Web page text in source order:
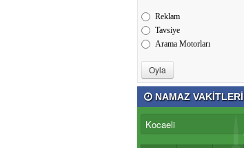
Reklam
Tavsiye
Arama Motorları
NAMAZ VAKİTLERİ